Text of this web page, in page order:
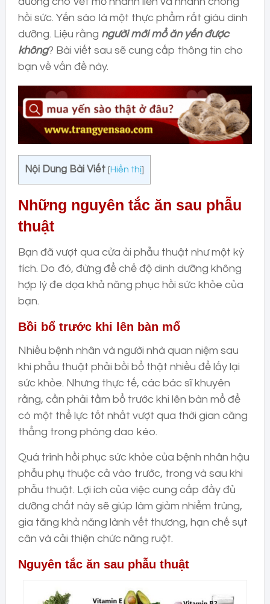
hồi sức. Yến sào là một thực phẩm rất giàu dinh
dưỡng. Liệu rằng người mới mổ ăn yến được
không? Bài viết sau sẽ cung cấp thông tin cho
bạn về vấn đề này.
Nội Dung Bài Viết [Hiển thị]
Những nguyên tắc ăn sau phẫu
thuật
Bạn đã vượt qua cửa ải phẫu thuật như một kỳ
tích. Do đó, đừng để chế độ dinh dưỡng không
hợp lý đe dọa khả năng phục hồi sức khỏe của
bạn.
Bồi bổ trước khi lên bàn mổ
Nhiều bệnh nhân và người nhà quan niệm sau
khi phẫu thuật phải bồi bổ thật nhiều để lấy lại
sức khỏe. Nhưng thực tế, các bác sĩ khuyên
rằng, cần phải tầm bổ trước khi lên bàn mổ để
có một thể lực tốt nhất vượt qua thời gian căng
thẳng trong phòng dao kéo.
Quá trình hồi phục sức khỏe của bệnh nhân hậu
phẫu phụ thuộc cả vào trước, trong và sau khi
phẫu thuật. Lợi ích của việc cung cấp đầy đủ
dưỡng chất này sẽ giúp làm giảm nhiễm trùng,
gia tăng khả năng lành vết thương, hạn chế sụt
cân và cải thiện chức năng ruột.
Nguyên tắc ăn sau phẫu thuật